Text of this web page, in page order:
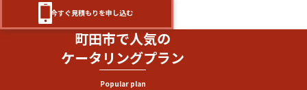
今すぐ見積もりを申し込む
町田市で人気の
ケータリングプラン
Popular plan